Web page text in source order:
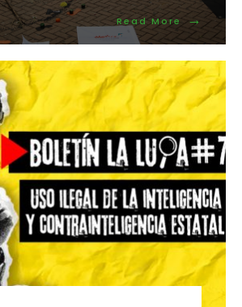
Read More →
Read
More:
Estado
debe
priorizar
la
búsqueda
de
las
más
de
120.000
víctimas
de
forzada
en
Colombia